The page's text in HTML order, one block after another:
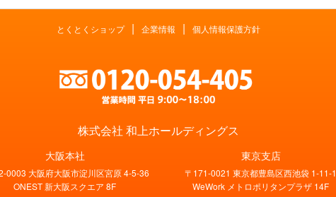
とくとくショップ | 企業情報 | 個人情報保護方針
株式会社 和上ホールディングス
大阪本社
0003 大阪府大阪市淀川区宮原 4-5-36
ONEST 新大阪スクエア 8F
東京支店
〒171-0021 東京都豊島区西池袋 1-11-1
WeWork メトロポリタンプラザ 14F